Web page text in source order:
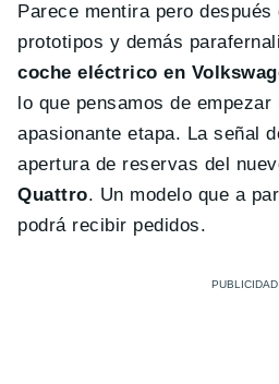
Parece mentira pero
prototipos y demás
coche eléctrico en
lo que pensamos de
apasionante etapa. La señal
apertura de reservas del
Quattro. Un modelo que a
podrá recibir pedidos.